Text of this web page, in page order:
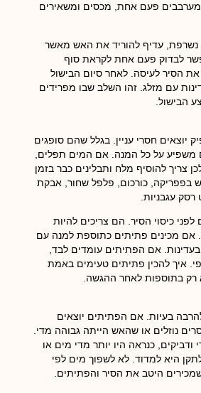
פעם אחת, מכסים ומשאירים
עדיף להוריד את האש מאשר
לבדוק פעם אחת לקראת סוף
הסיר לעיסה. לאחר סיום הבישול
עם מזלג. זהו השלב שבו מפרידים
הבישול.
יוצאים חסרי עניין. בגלל שהם סופגים
משפיע על כל המנה. אם המים תפלים,
צריך להוסיף מלח ותבלינים כבר בזמן
בפפריקה, כורכום, פלפל שחור, אבקת
עגבניות.
כיסוי הסיר. הם צריכים להיות
אם מכינים פתיתים כתוספת למנה עם
אם הפתיתים עומדים לבד,
איך להכין פתיתים טעימים באמת
רק בתוספות לאחר ההגשה.
בעיות. אם הפתיתים יוצאים
נוזלים או שהאש הייתה גבוהה מדי.
כנראה היו יותר מדי מים או
היא למדוד. לא לשפוך מים לפי
היטב את הסיר והפתיתים.